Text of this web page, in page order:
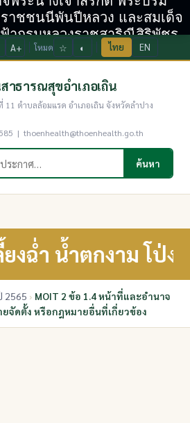
าชชนนีพันปีหลวง และสมเด็จ
ฟ้ากรมหลวงราชสาริณีสิริพัชร
าวัชรราชธิดา
A+ โหมด ☆ ◐ ไทย EN
าธารณสุขอำเภอเถิน
11 ตำบลล้อมแรด อำเภอเถิน จังหวัดลำปาง
| thoenhealth@thoenhealth.go.th
ค้นหา
กงาม โป่งข่
2565 › MOIT 2 ข้อ 1.4 หน้าที่และอำนาจ
จัดตั้ง หรือกฎหมายอื่นที่เกี่ยวข้อง